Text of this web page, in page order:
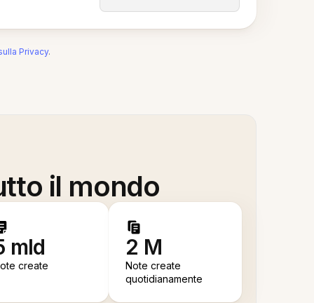
Privacy.
il mondo
mld
create
2 M
Note create
quotidianamente